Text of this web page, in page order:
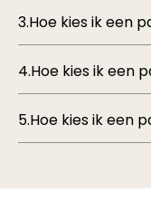
5.Hoe kies ik een